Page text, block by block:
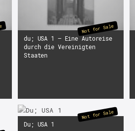
du; USA 1 – Eine Autoreise
durch die Vereinigten
Staaten
Not for Sale
Du; USA 1
Not for Sale